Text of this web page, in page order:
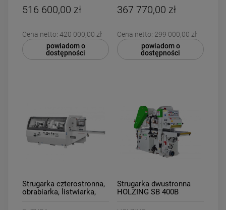
516 600,00 zł
Cena netto: 420 000,00 zł
powiadom o
dostępności
367 770,00 zł
Cena netto: 299 000,00 zł
powiadom o
dostępności
Strugarka czterostronna,
obrabiarka, listwiarka,
głowicowa Futura
Strugarka dwustronna
HOLZING SB 400B